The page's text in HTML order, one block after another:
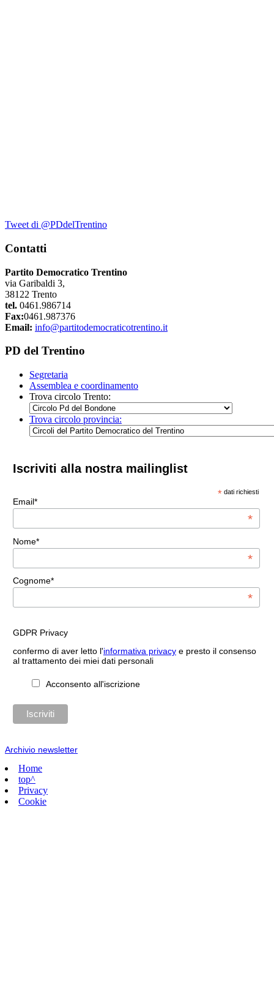
Tweet di @PDdelTrentino
Contatti
Partito Democratico Trentino
via Garibaldi 3,
38122 Trento
tel. 0461.986714
Fax:0461.987376
Email: info@partitodemocraticotrentino.it
PD del Trentino
Segretaria
Assemblea e coordinamento
Trova circolo Trento:
Trova circolo provincia:
Iscriviti alla nostra mailinglist
* dati richiesti
Email*
*
Nome*
*
Cognome*
*
GDPR Privacy
confermo di aver letto l'informativa privacye presto il consenso
al trattamento dei miei dati personali
Acconsento all'iscrizione
Archivio newsletter
Home
top^
Privacy
Cookie